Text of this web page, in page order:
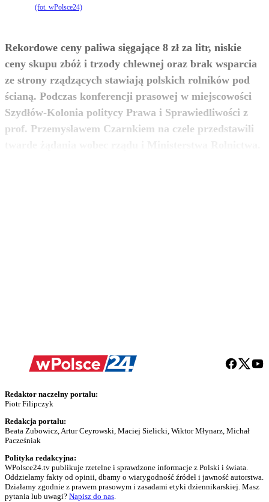
(fot. wPolsce24)
Rekordowe ceny paliwa sięgające 8 zł za litr, niskie
ceny skupu zbóż i trzody chlewnej oraz brak wsparcia
ze strony rządzących stawiają polskich rolników pod
ścianą. Podczas konferencji prasowej w miejscowości
Szydłów-Kolonia politycy Prawa i Sprawiedliwości z
prof. Przemysławem Czarnkiem na czele przedstawili
zobacz więcej
Redaktor naczelny portalu:
Piotr Filipczyk
Redakcja portalu:
Beata Zubowicz, Artur Ceyrowski, Maciej Sielicki, Wiktor Młynarz, Michał
Pacześniak
Polityka redakcyjna:
WPolsce24.tv publikuje rzetelne i sprawdzone informacje z Polski i świata.
Oddzielamy fakty od opinii, dbamy o wiarygodność źródeł i jawność autorstwa.
Działamy zgodnie z prawem prasowym i zasadami etyki dziennikarskiej. Masz
pytania lub uwagi? Napisz do nas.